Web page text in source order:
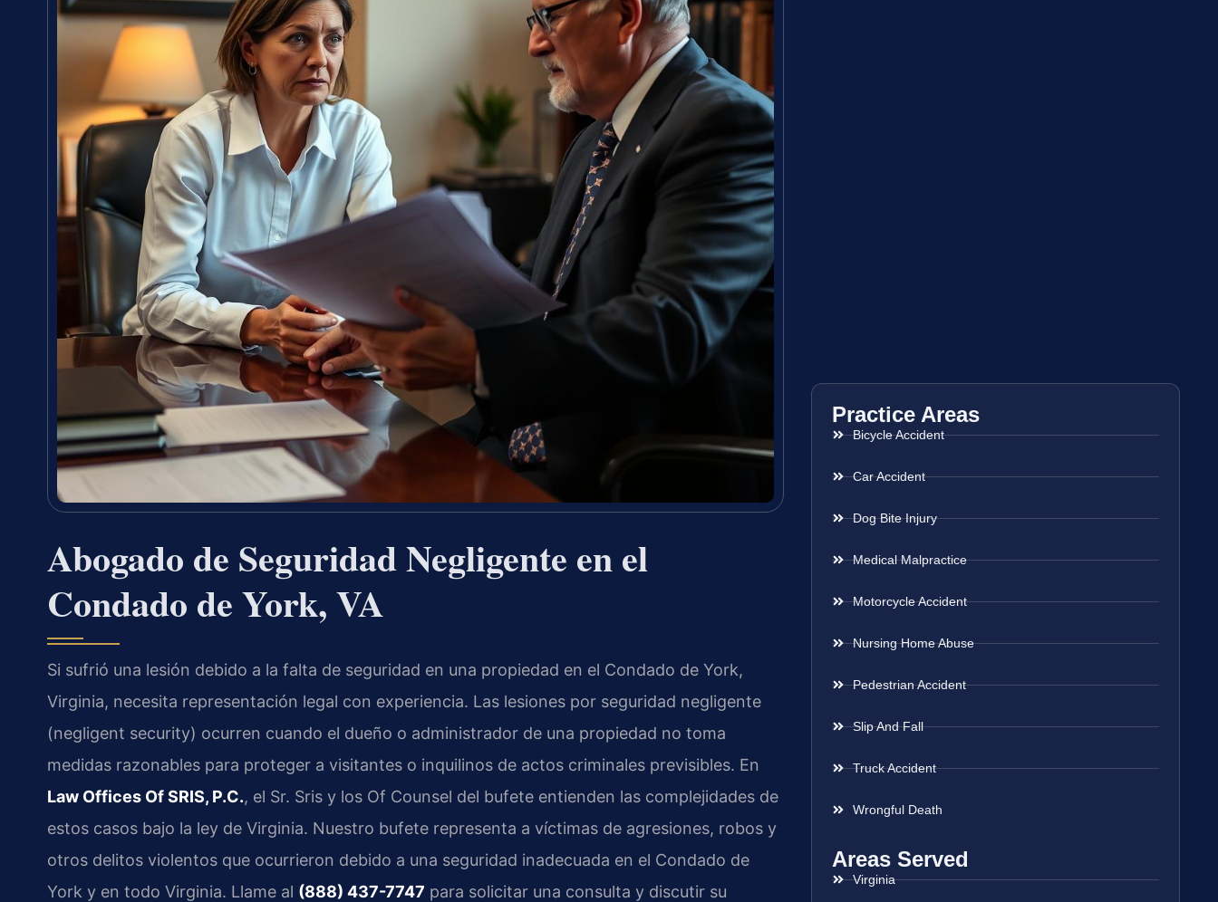
Abogado de Seguridad Negligente en el
Condado de York, VA
Si sufrió una lesión debido a la falta de seguridad en una propiedad en el Condado de York,
Virginia, necesita representación legal con experiencia. Las lesiones por seguridad negligente
(negligent security) ocurren cuando el dueño o administrador de una propiedad no toma
medidas razonables para proteger a visitantes o inquilinos de actos criminales previsibles. En
Law Offices Of SRIS, P.C., el Sr. Sris y los Of Counsel del bufete entienden las complejidades de
estos casos bajo la ley de Virginia. Nuestro bufete representa a víctimas de agresiones, robos y
otros delitos violentos que ocurrieron debido a una seguridad inadecuada en el Condado de
York y en todo Virginia. Llame al (888) 437-7747 para solicitar una consulta y discutir su
Practice Areas
Bicycle Accident
Car Accident
Dog Bite Injury
Medical Malpractice
Motorcycle Accident
Nursing Home Abuse
Pedestrian Accident
Slip And Fall
Truck Accident
Wrongful Death
Areas Served
Virginia